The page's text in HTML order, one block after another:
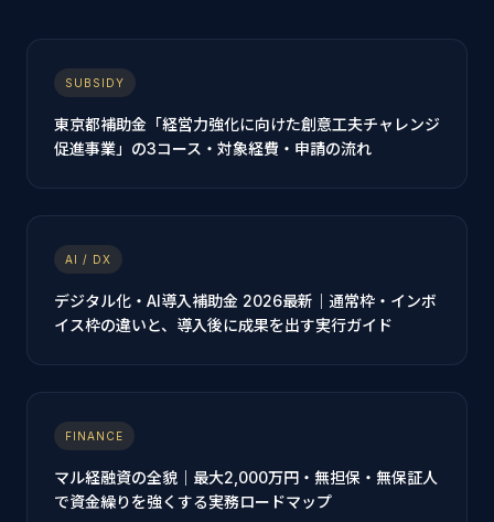
SUBSIDY
東京都補助金「経営力強化に向けた創意工夫チャレンジ
促進事業」の3コース・対象経費・申請の流れ
AI / DX
デジタル化・AI導入補助金 2026最新｜通常枠・インボ
イス枠の違いと、導入後に成果を出す実行ガイド
FINANCE
マル経融資の全貌｜最大2,000万円・無担保・無保証人
で資金繰りを強くする実務ロードマップ